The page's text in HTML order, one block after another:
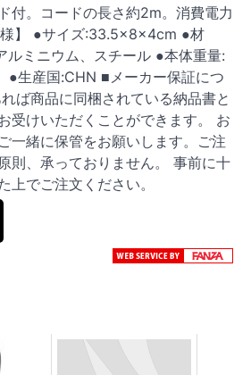
付。コードの長さ約2m。消費電力
】 ●サイズ:33.5×8×4cm ●材
ルミニウム、スチール ●本体重量:
●生産国:CHN ■メーカー保証につ
ば商品に同梱されている納品書と
受けいただくことができます。 お
一緒に保管をお願いします。ご注
則、承っておりません。 事前に十
上でご注文ください。